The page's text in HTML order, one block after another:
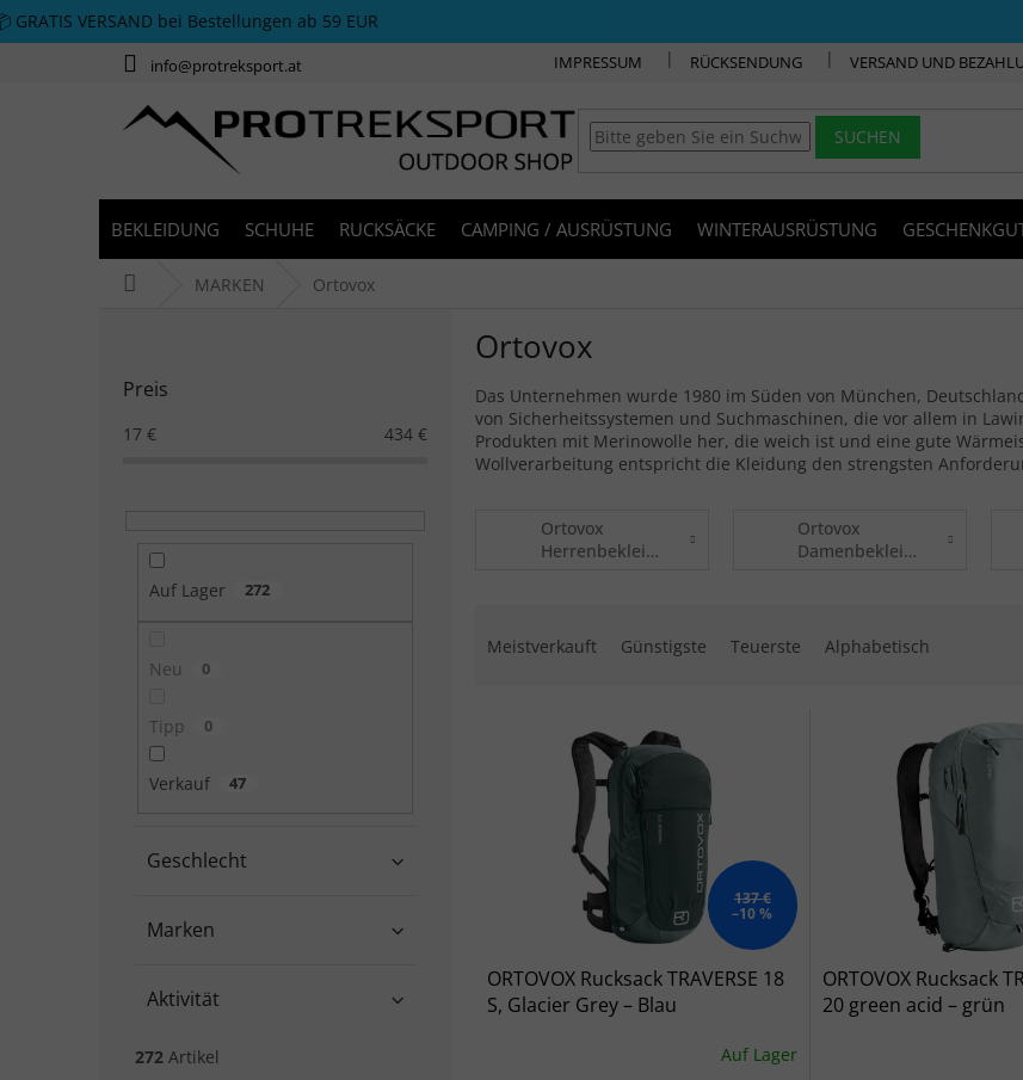
Zum Inhalt springen
GRATIS VERSAND bei Bestellungen ab 59 EUR
info@protreksport.at IMPRESSUM RÜCKSENDUNG VERSAND UND
SUCHEN
BEKLEIDUNG SCHUHE RUCKSÄCKE CAMPING / AUSRÜSTUNG WINTERAUSRÜSTUNG
StartseiteMARKEN Ortovox
Preis
17 € 434 €
Auf Lager 272
Neu 0
Tipp 0
Verkauf 47
Marken
Aktivität
Geschlecht
272 Artikel
Ortovox
Das Unternehmen wurde 1980 im Süden von München,
von Sicherheitssystemen und Suchmaschinen, die vor allem in
Produkten mit Merinowolle her, die weich ist und eine gute
Wollverarbeitung entspricht die Kleidung den strengsten
Ortovox
Herrenbekleidung
Ortovox
Damenbekleidung
Meistverkauft Günstigste Teuerste Alphabetisch
137 €
–10 %
ORTOVOX Rucksack TRAVERSE 18
S, Glacier Grey – Blau
Auf Lager
ORTOVOX Rucksack
20 green acid – grün